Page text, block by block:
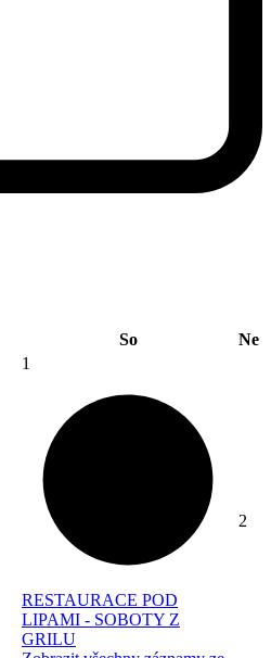
So Ne
1
RESTAURACE POD
LIPAMI - SOBOTY Z
GRILU
2